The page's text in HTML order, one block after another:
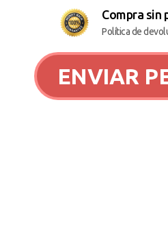
Compra sin
Política de
ENVIAR